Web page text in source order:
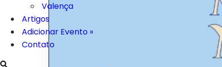
Valença
Artigos
Adicionar Evento »
Contato